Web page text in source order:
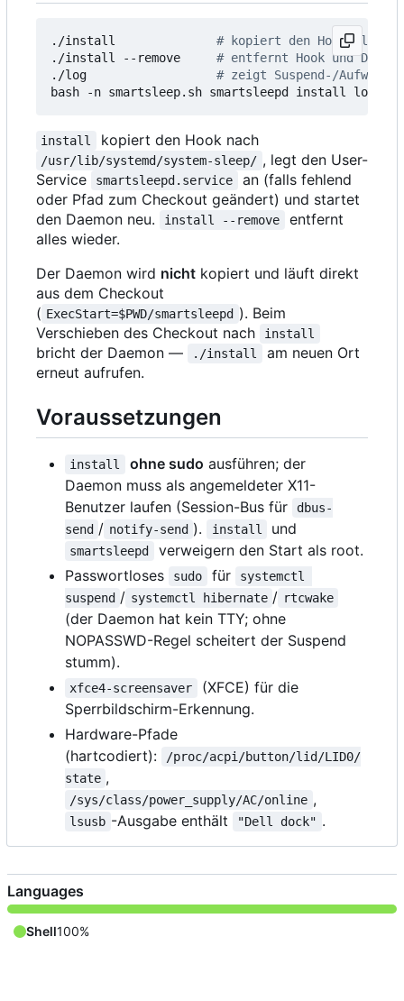
./install # kopiert den Hook, legt
./install --remove # entfernt Hook und
./log # zeigt Suspend-/Aufwach-
bash -n smartsleep.sh smartsleepd install log
install kopiert den Hook nach
/usr/lib/systemd/system-sleep/ , legt den User-
Service
smartsleepd.service
an (falls fehlend
oder Pfad zum Checkout geändert) und startet
den Daemon neu.
install --remove
entfernt
alles wieder.
Der Daemon wird nicht kopiert und läuft direkt
aus dem Checkout
( ExecStart=$PWD/smartsleepd ). Beim
Verschieben des Checkout nach
install
bricht der Daemon — ./install
am neuen Ort
erneut aufrufen.
Voraussetzungen
install ohne sudo ausführen; der
Daemon muss als angemeldeter X11-
Benutzer laufen (Session-Bus für
dbus-
send / notify-send ). install und
smartsleepd
verweigern den Start als root.
Passwortloses
sudo für
systemctl
suspend / systemctl hibernate / rtcwake
(der Daemon hat kein TTY; ohne
NOPASSWD-Regel scheitert der Suspend
stumm).
xfce4-screensaver
(XFCE) für die
Sperrbildschirm-Erkennung.
Hardware-Pfade
(hartcodiert):
/proc/acpi/button/lid/LID0/
state ,
/sys/class/power_supply/AC/online ,
lsusb -Ausgabe enthält "Dell dock" .
Languages
Shell100%